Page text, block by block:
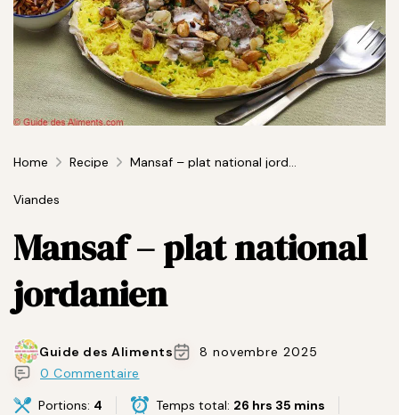
Home Recipe Mansaf – plat national jordanien
Viandes
Mansaf – plat national
jordanien
Guide des Aliments
8 novembre 2025
0 Commentaire
Portions: 4 Temps total: 26 hrs 35 mins